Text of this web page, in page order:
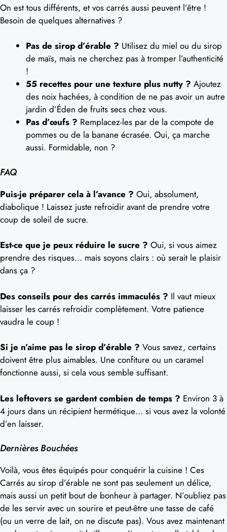
On est tous différents, et vos carrés aussi peuvent l’être !
Besoin de quelques alternatives ?
Pas de sirop d’érable ? Utilisez du miel ou du sirop
de maïs, mais ne cherchez pas à tromper l’authenticité
!
55 recettes pour une texture plus nutty ? Ajoutez
des noix hachées, à condition de ne pas avoir un autre
jardin d’Éden de fruits secs chez vous.
Pas d’œufs ? Remplacez-les par de la compote de
pommes ou de la banane écrasée. Oui, ça marche
aussi. Formidable, non ?
FAQ
Puis-je préparer cela à l’avance ? Oui, absolument,
diabolique ! Laissez juste refroidir avant de prendre votre
coup de soleil de sucre.
Est-ce que je peux réduire le sucre ? Oui, si vous aimez
prendre des risques… mais soyons clairs : où serait le plaisir
dans ça ?
Des conseils pour des carrés immaculés ? Il vaut mieux
laisser les carrés refroidir complètement. Votre patience
vaudra le coup !
Si je n’aime pas le sirop d’érable ? Vous savez, certains
doivent être plus aimables. Une confiture ou un caramel
fonctionne aussi, si cela vous semble suffisant.
Les leftovers se gardent combien de temps ? Environ 3 à
4 jours dans un récipient hermétique… si vous avez la volonté
d’en laisser.
Dernières Bouchées
Voilà, vous êtes équipés pour conquérir la cuisine ! Ces
Carrés au sirop d’érable ne sont pas seulement un délice,
mais aussi un petit bout de bonheur à partager. N’oubliez pas
de les servir avec un sourire et peut-être une tasse de café
(ou un verre de lait, on ne discute pas). Vous avez maintenant